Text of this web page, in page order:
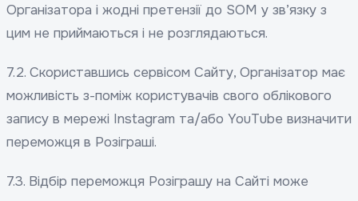
Організатора і жодні претензії до SOM у зв’язку з
цим не приймаються і не розглядаються.
7.2. Скориставшись сервісом Сайту, Організатор має
можливість з-поміж користувачів свого облікового
запису в мережі Instagram та/або YouTube визначити
переможця в Розіграші.
7.3. Відбір переможця Розіграшу на Сайті може